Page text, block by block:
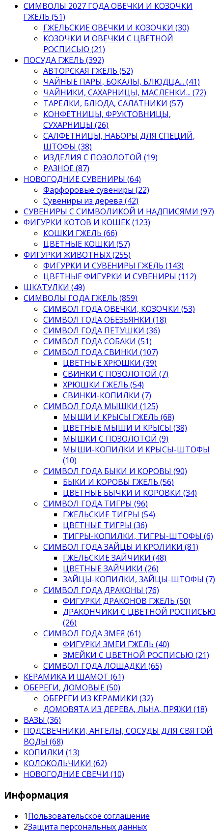
СИМВОЛЫ 2027 ГОДА ОВЕЧКИ И КОЗОЧКИ
ГЖЕЛЬ (51)
ГЖЕЛЬСКИЕ ОВЕЧКИ И КОЗОЧКИ (30)
КОЗОЧКИ И ОВЕЧКИ С ЦВЕТНОЙ
РОСПИСЬЮ (21)
ПОСУДА ГЖЕЛЬ (392)
АВТОРСКАЯ ГЖЕЛЬ (52)
ЧАЙНЫЕ ПАРЫ, БОКАЛЫ, БЛЮДЦА... (41)
ЧАЙНИКИ, САХАРНИЦЫ, МАСЛЕНКИ... (72)
ТАРЕЛКИ, БЛЮДА, САЛАТНИКИ (57)
КОНФЕТНИЦЫ, ФРУКТОВНИЦЫ,
СУХАРНИЦЫ (26)
САЛФЕТНИЦЫ, НАБОРЫ ДЛЯ СПЕЦИЙ,
ШТОФЫ (38)
ИЗДЕЛИЯ С ПОЗОЛОТОЙ (19)
РАЗНОЕ (87)
НОВОГОДНИЕ СУВЕНИРЫ (64)
Фарфоровые сувениры (22)
Сувениры из дерева (42)
СУВЕНИРЫ С СИМВОЛИКОЙ И НАДПИСЯМИ (97)
ФИГУРКИ КОТОВ И КОШЕК (123)
КОШКИ ГЖЕЛЬ (66)
ЦВЕТНЫЕ КОШКИ (57)
ФИГУРКИ ЖИВОТНЫХ (255)
ФИГУРКИ И СУВЕНИРЫ ГЖЕЛЬ (143)
ЦВЕТНЫЕ ФИГУРКИ И СУВЕНИРЫ (112)
ШКАТУЛКИ (49)
СИМВОЛЫ ГОДА ГЖЕЛЬ (859)
СИМВОЛ ГОДА ОВЕЧКИ, КОЗОЧКИ (53)
СИМВОЛ ГОДА ОБЕЗЬЯНКИ (18)
СИМВОЛ ГОДА ПЕТУШКИ (36)
СИМВОЛ ГОДА СОБАКИ (51)
СИМВОЛ ГОДА СВИНКИ (107)
ЦВЕТНЫЕ ХРЮШКИ (39)
СВИНКИ С ПОЗОЛОТОЙ (7)
ХРЮШКИ ГЖЕЛЬ (54)
СВИНКИ-КОПИЛКИ (7)
СИМВОЛ ГОДА МЫШКИ (125)
МЫШИ И КРЫСЫ ГЖЕЛЬ (68)
ЦВЕТНЫЕ МЫШИ И КРЫСЫ (38)
МЫШКИ С ПОЗОЛОТОЙ (9)
МЫШИ-КОПИЛКИ И КРЫСЫ-ШТОФЫ
(10)
СИМВОЛ ГОДА БЫКИ И КОРОВЫ (90)
БЫКИ И КОРОВЫ ГЖЕЛЬ (56)
ЦВЕТНЫЕ БЫЧКИ И КОРОВКИ (34)
СИМВОЛ ГОДА ТИГРЫ (96)
ГЖЕЛЬСКИЕ ТИГРЫ (54)
ЦВЕТНЫЕ ТИГРЫ (36)
ТИГРЫ-КОПИЛКИ, ТИГРЫ-ШТОФЫ (6)
СИМВОЛ ГОДА ЗАЙЦЫ И КРОЛИКИ (81)
ГЖЕЛЬСКИЕ ЗАЙЧИКИ (48)
ЦВЕТНЫЕ ЗАЙЧИКИ (26)
ЗАЙЦЫ-КОПИЛКИ, ЗАЙЦЫ-ШТОФЫ (7)
СИМВОЛ ГОДА ДРАКОНЫ (76)
ФИГУРКИ ДРАКОНОВ ГЖЕЛЬ (50)
ДРАКОНЧИКИ С ЦВЕТНОЙ РОСПИСЬЮ
(26)
СИМВОЛ ГОДА ЗМЕЯ (61)
ФИГУРКИ ЗМЕИ ГЖЕЛЬ (40)
ЗМЕЙКИ С ЦВЕТНОЙ РОСПИСЬЮ (21)
СИМВОЛ ГОДА ЛОШАДКИ (65)
КЕРАМИКА И ШАМОТ (61)
ОБЕРЕГИ, ДОМОВЫЕ (50)
ОБЕРЕГИ ИЗ КЕРАМИКИ (32)
ДОМОВЯТА ИЗ ДЕРЕВА, ЛЬНА, ПРЯЖИ (18)
ВАЗЫ (36)
ПОДСВЕЧНИКИ, АНГЕЛЫ, СОСУДЫ ДЛЯ СВЯТОЙ
ВОДЫ (68)
КОПИЛКИ (13)
КОЛОКОЛЬЧИКИ (62)
НОВОГОДНИЕ СВЕЧИ (10)
Информация
1Пользовательское соглашение
2Защита персональных данных